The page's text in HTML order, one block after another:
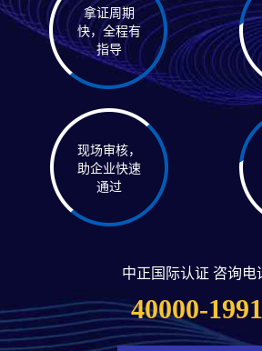
拿证周期
快，全程有
指导
现场审核，
助企业快速
通过
中正国际认证 咨询电
40000-